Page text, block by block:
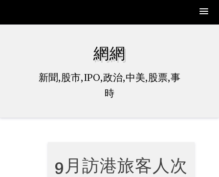
網網
新聞,股市,IPO,政治,中美,股票,事
時
9月訪港旅客人次